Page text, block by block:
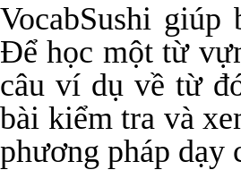
VocabSushi
Để học một từ
câu ví dụ về từ
bài kiểm tra và
phương pháp dạy